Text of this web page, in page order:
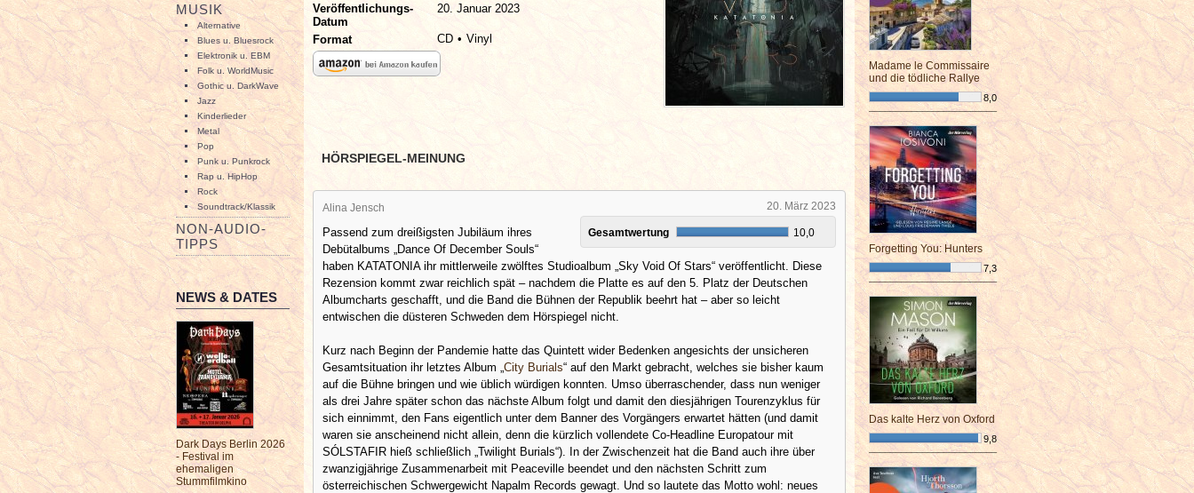
MUSIK
Alternative
Blues u. Bluesrock
Elektronik u. EBM
Folk u. WorldMusic
Gothic u. DarkWave
Jazz
Kinderlieder
Metal
Pop
Punk u. Punkrock
Rap u. HipHop
Rock
Soundtrack/Klassik
NON-AUDIO-
TIPPS
NEWS & DATES
Dark Days Berlin 2026
- Festival im
ehemaligen
Stummfilmkino
Veröffentlichungs-
Datum
20. Januar 2023
Format CD Vinyl
HÖRSPIEGEL-MEINUNG
20. März 2023
Alina Jensch
Gesamtwertung 10,0
Passend zum dreißigsten Jubiläum ihres
Debütalbums „Dance Of December Souls“
haben KATATONIA ihr mittlerweile zwölftes Studioalbum „Sky Void Of Stars“ veröffentlicht. Diese
Rezension kommt zwar reichlich spät – nachdem die Platte es auf den 5. Platz der Deutschen
Albumcharts geschafft, und die Band die Bühnen der Republik beehrt hat – aber so leicht
entwischen die düsteren Schweden dem Hörspiegel nicht.
Kurz nach Beginn der Pandemie hatte das Quintett wider Bedenken angesichts der unsicheren
Gesamtsituation ihr letztes Album „City Burials“ auf den Markt gebracht, welches sie bisher kaum
auf die Bühne bringen und wie üblich würdigen konnten. Umso überraschender, dass nun weniger
als drei Jahre später schon das nächste Album folgt und damit den diesjährigen Tourenzyklus für
sich einnimmt, den Fans eigentlich unter dem Banner des Vorgängers erwartet hätten (und damit
waren sie anscheinend nicht allein, denn die kürzlich vollendete Co-Headline Europatour mit
SÓLSTAFIR hieß schließlich „Twilight Burials“). In der Zwischenzeit hat die Band auch ihre über
zwanzigjährige Zusammenarbeit mit Peaceville beendet und den nächsten Schritt zum
österreichischen Schwergewicht Napalm Records gewagt. Und so lautete das Motto wohl: neues
Madame le Commissaire
und die tödliche Rallye
8,0
¯¯¯¯¯¯¯¯¯¯¯¯¯¯¯¯¯¯¯¯¯¯¯¯
Forgetting You: Hunters
7,3
¯¯¯¯¯¯¯¯¯¯¯¯¯¯¯¯¯¯¯¯¯¯¯¯
Das kalte Herz von Oxford
9,8
¯¯¯¯¯¯¯¯¯¯¯¯¯¯¯¯¯¯¯¯¯¯¯¯